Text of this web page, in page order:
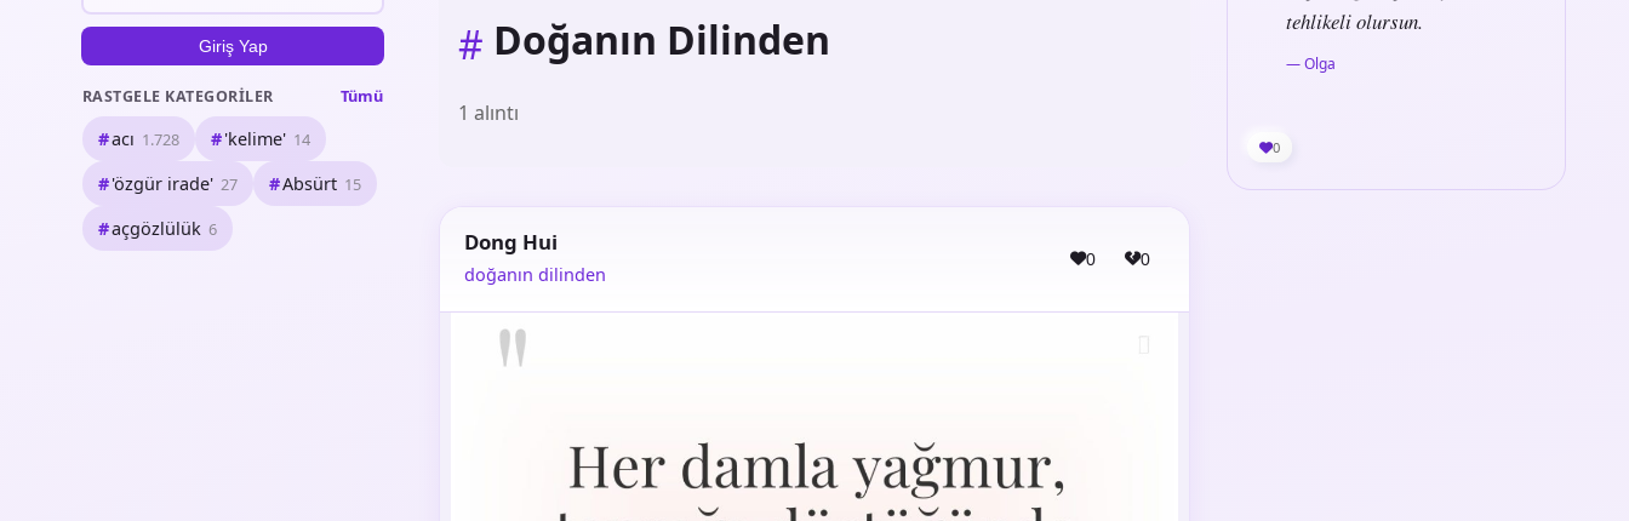
Giriş Yap
RASTGELE KATEGORILER Tümü
acı 1.728 'kelime' 14
'özgür irade' 27 Absürt 15
açgözlülük 6
# Doğanın Dilinden
1 alıntı
Dong Hui
doğanın dilinden
0 0
tehlikeli olursun.
— Olga
0